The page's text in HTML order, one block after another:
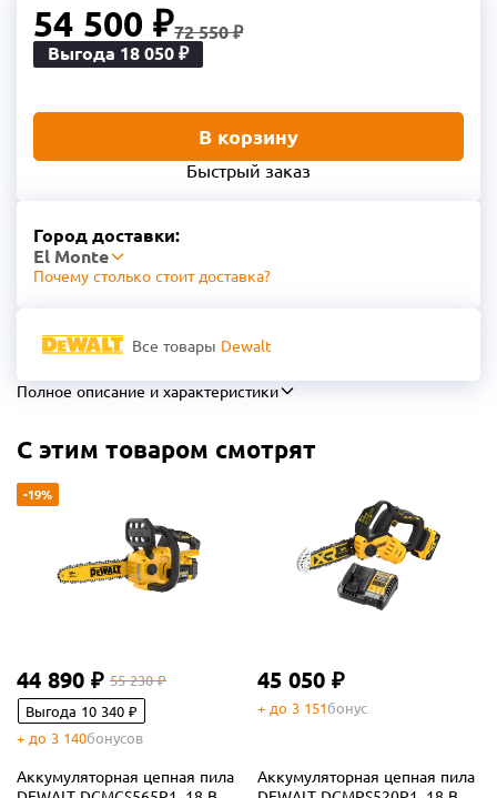
54 500 ₽72 550 ₽
Выгода 18 050 ₽
В корзину
Быстрый заказ
Город доставки:
El Monte
Почему столько стоит доставка?
Все товары Dewalt
Полное описание и характеристики
С этим товаром смотрят
-19%
44 890 ₽ 55 230 ₽
Выгода 10 340 ₽
+ до 3 140бонусов
Аккумуляторная цепная пила
45 050 ₽
+ до 3 151бонус
Аккумуляторная цепная пила